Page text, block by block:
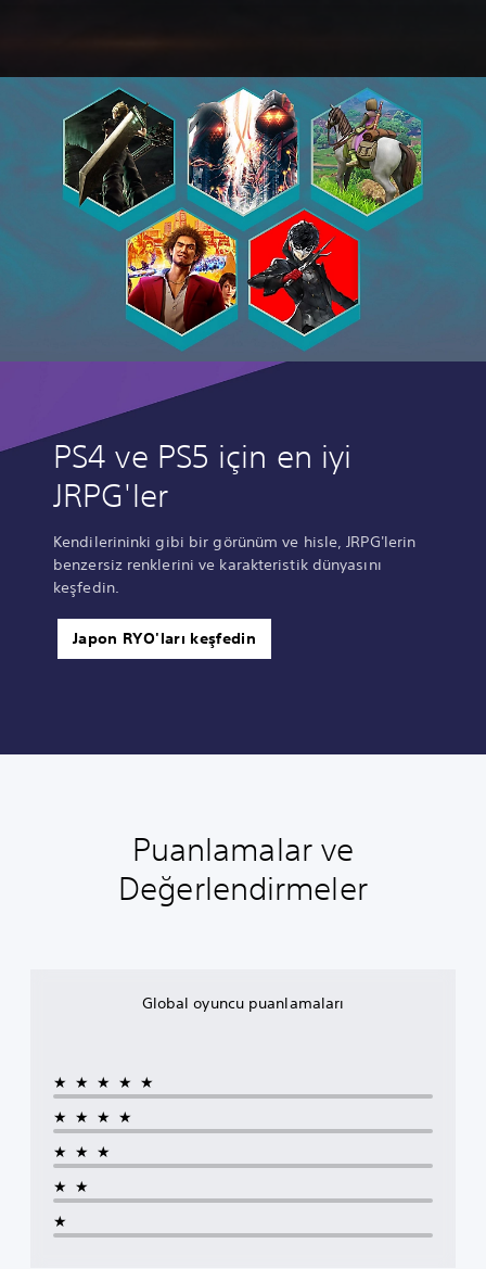
PS4 ve PS5 için en iyi
JRPG'ler
Kendilerininki gibi bir görünüm ve hisle, JRPG'lerin
benzersiz renklerini ve karakteristik dünyasını
keşfedin.
Japon RYO'ları keşfedin
Puanlamalar ve
Değerlendirmeler
Global oyuncu puanlamaları
★★★★★
★★★★
★★★
★★
★